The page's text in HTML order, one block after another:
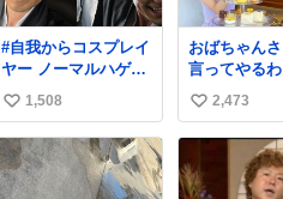
月は、奥さ
く左膝を骨
術・入院と
た。
#自我からコスプレイ
ヤー ノーマルハゲ
← →頭の血管パン
プアップハゲ
い
い
ね
数
1,508
おばちゃん
言ってやる
元彦と関わっ
アンタはこれ
ラキラ輝け
よ、残念なが
折田楓
い
い
ね
数
2,473